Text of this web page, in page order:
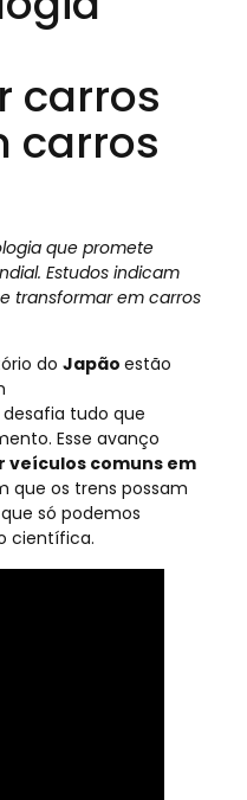
carros
carros
que promete
Estudos indicam
transformar em carros
do Japão estão
tudo que
Esse avanço
comuns em
que os trens possam
só podemos
científica.